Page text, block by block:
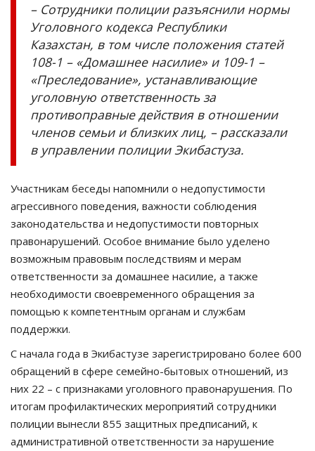
– Сотрудники полиции разъяснили нормы
Уголовного кодекса Республики
Казахстан, в том числе положения статей
108-1 – «Домашнее насилие» и 109-1 –
«Преследование», устанавливающие
уголовную ответственность за
противоправные действия в отношении
членов семьи и близких лиц, – рассказали
в управлении полиции Экибастуза.
Участникам беседы напомнили о недопустимости
агрессивного поведения, важности соблюдения
законодательства и недопустимости повторных
правонарушений. Особое внимание было уделено
возможным правовым последствиям и мерам
ответственности за домашнее насилие, а также
необходимости своевременного обращения за
помощью к компетентным органам и службам
поддержки.
С начала года в Экибастузе зарегистрировано более 600
обращений в сфере семейно-бытовых отношений, из
них 22 – с признаками уголовного правонарушения. По
итогам профилактических мероприятий сотрудники
полиции вынесли 855 защитных предписаний, к
административной ответственности за нарушение